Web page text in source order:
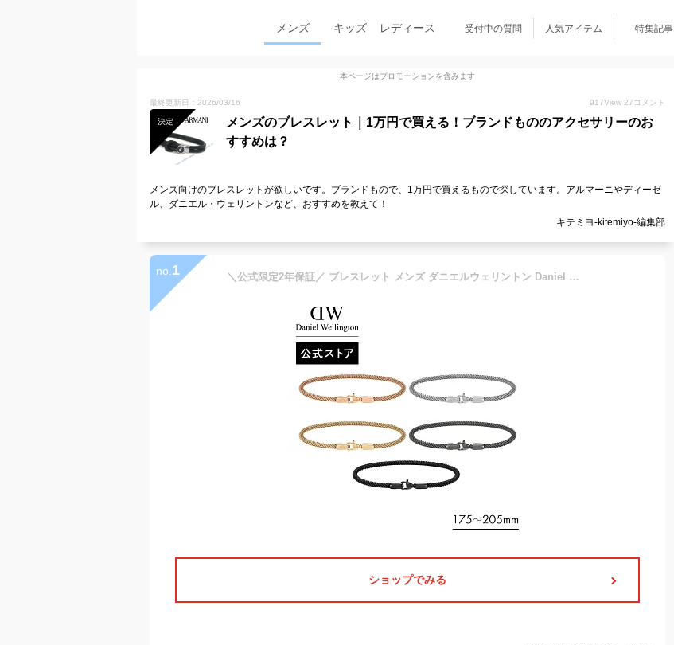
メンズ キッズ レディース 受付中の質問 人気アイテム 特集記事
本ページはプロモーションを含みます
最終更新日：2026/03/16 917View 27 コメント
決定
メンズのブレスレット｜1万円で買える！ブランドもののアクセサリーのお
すすめは？
メンズ向けのブレスレットが欲しいです。ブランドもので、1万円で買えるもので探しています。アルマーニやディーゼ
ル、ダニエル・ウェリントンなど、おすすめを教えて！
キテミヨ-kitemiyo-編集部
no. 1 ＼公式限定2年保証／ ブレスレット メンズ ダニエルウェリントン Daniel Wellington DW Perfect Pair Bracelet ブランド 20代 30代 大人 シンプル 人気 おしゃれ ステンレス ゴールド ローズゴールド シルバー ギフト プレゼント 祝い 記念 2024年新作 公式限定 2年保証
ショップでみる